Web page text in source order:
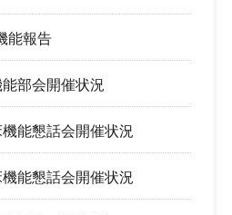
能報告
部会開催状況
能懇話会開催状況
能懇話会開催状況